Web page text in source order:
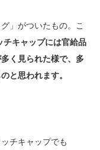
」がついたもの。こ
チキャップには官給品
く見られた様で、多
と思われます。
チキャップでも